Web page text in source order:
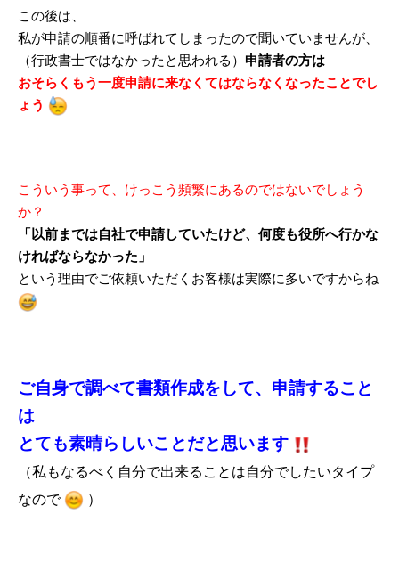
この後は、
私が申請の順番に呼ばれてしまったので聞いていませんが、
（行政書士ではなかったと思われる） 申請者の方は
おそらくもう一度申請に来なくてはならなくなったことでし
ょう
こういう事って、けっこう頻繁にあるのではないでしょう
か？
「以前までは自社で申請していたけど、何度も役所へ行かな
ければならなかった」
という理由でご依頼いただくお客様は実際に多いですからね
ご自身で調べて書類作成をして、申請すること
は
とても素晴らしいことだと思います
（私もなるべく自分で出来ることは自分でしたいタイプ
なので
）